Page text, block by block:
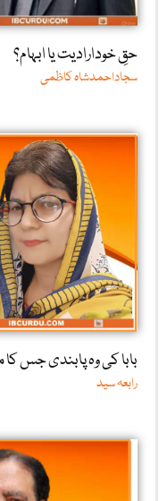
حقِ خودارادیت یا ابہام؟
سجاداحمدشاہ کاظمی
بابا کی وہ پابندی جس
رابعہ سید